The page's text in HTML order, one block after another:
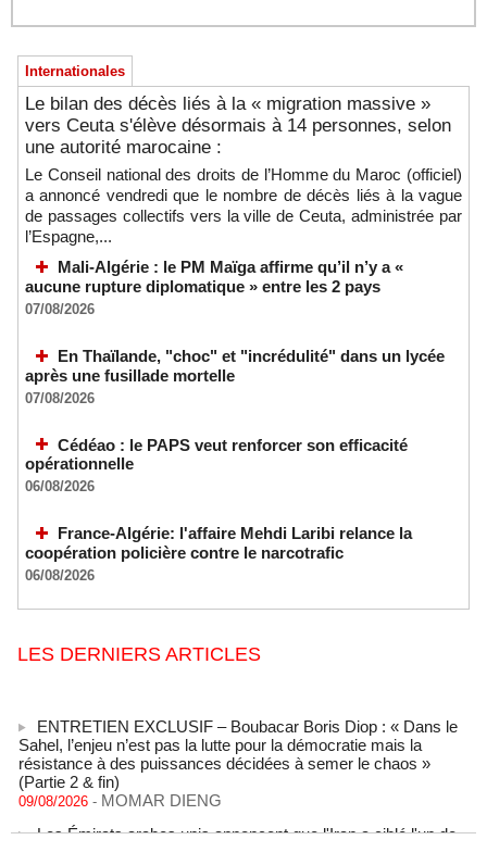
Internationales
Le bilan des décès liés à la « migration massive »
vers Ceuta s'élève désormais à 14 personnes, selon
une autorité marocaine :
Le Conseil national des droits de l’Homme du Maroc (officiel)
a annoncé vendredi que le nombre de décès liés à la vague
de passages collectifs vers la ville de Ceuta, administrée par
l’Espagne,...
Mali-Algérie : le PM Maïga affirme qu’il n’y a «
aucune rupture diplomatique » entre les 2 pays
07/08/2026
En Thaïlande, "choc" et "incrédulité" dans un lycée
après une fusillade mortelle
07/08/2026
Cédéao : le PAPS veut renforcer son efficacité
opérationnelle
06/08/2026
France-Algérie: l'affaire Mehdi Laribi relance la
coopération policière contre le narcotrafic
06/08/2026
LES DERNIERS ARTICLES
Sahel, l’enjeu n’est pas la lutte pour la démocratie mais la
résistance à des puissances décidées à semer le chaos »
(Partie 2 & fin)
09/08/2026 -MOMAR DIENG
leurs navires avec un missile dans le détroit d'Ormuz